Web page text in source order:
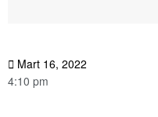
Mart 16, 2022
4:10 pm